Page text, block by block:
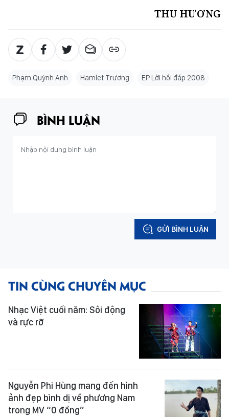
THU HƯƠNG
Phạm Quỳnh Anh Hamlet Trương EP Lời hồi đáp 2008
BÌNH LUẬN
GỬI BÌNH LUẬN
TIN CÙNG CHUYÊN MỤC
Nhạc Việt cuối năm: Sôi động
và rực rỡ
Nguyễn Phi Hùng mang đến hình
ảnh đẹp bình dị về phương Nam
trong MV “0 đồng”